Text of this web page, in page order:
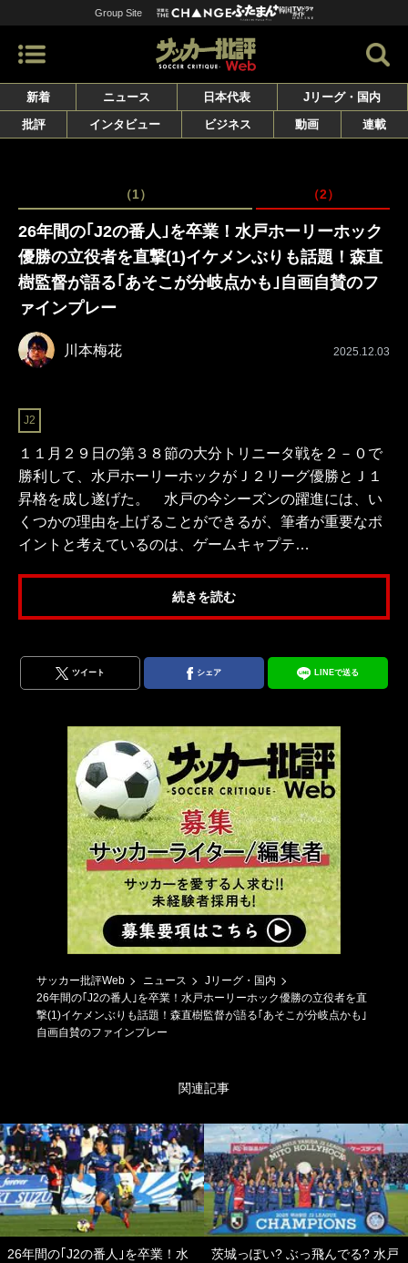
Group Site
新着 ニュース 日本代表
Jリーグ・国内
批評
インタビュー ビジネス 動画 連載
（1） （2）
26年間の｢J2の番人｣を卒業！水戸ホーリーホック
優勝の立役者を直撃(1)イケメンぶりも話題！森直
樹監督が語る｢あそこが分岐点かも｣自画自賛のフ
ァインプレー
川本梅花 2025.12.03
J2
１１月２９日の第３８節の大分トリニータ戦を２－０で
勝利して、水戸ホーリーホックがＪ２リーグ優勝とＪ１
昇格を成し遂げた。 水戸の今シーズンの躍進には、い
くつかの理由を上げることができるが、筆者が重要なポ
イントと考えているのは、ゲームキャプテ…
続きを読む
ツイート シェア LINEで送る
サッカー批評Web ニュース
Jリーグ・国内
26年間の｢J2の番人｣を卒業！水戸ホーリーホック優勝の立役者を直
撃(1)イケメンぶりも話題！森直樹監督が語る｢あそこが分岐点かも｣
自画自賛のファインプレー
関連記事
26年間の｢J2の番人｣を卒業！水
茨城っぽい? ぶっ飛んでる? 水戸